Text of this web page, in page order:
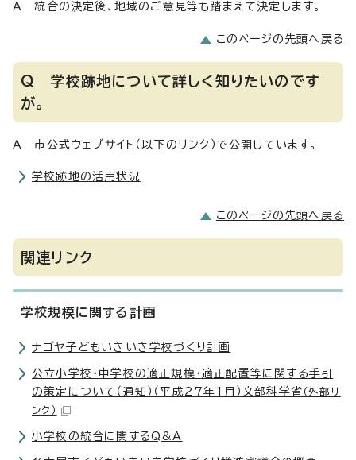
A 統合の決定後、地域のご意見等も踏まえて決定します。
このページの先頭へ戻る
Q 学校跡地について詳しく知りたいのです
が。
A 市公式ウェブサイト（以下のリンク）で公開しています。
学校跡地の活用状況
このページの先頭へ戻る
関連リンク
学校規模に関する計画
ナゴヤ子どもいきいき学校づくり計画
公立小学校・中学校の適正規模・適正配置等に関する手引
の策定について（通知）（平成27年1月）文部科学省 （外部リ
ンク）
小学校の統合に関するQ&A